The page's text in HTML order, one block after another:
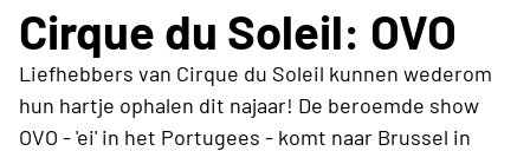
Cirque du Soleil: OVO
Liefhebbers van Cirque du Soleil kunnen wederom
hun hartje ophalen dit najaar! De beroemde show
OVO - 'ei' in het Portugees - komt naar Brussel in